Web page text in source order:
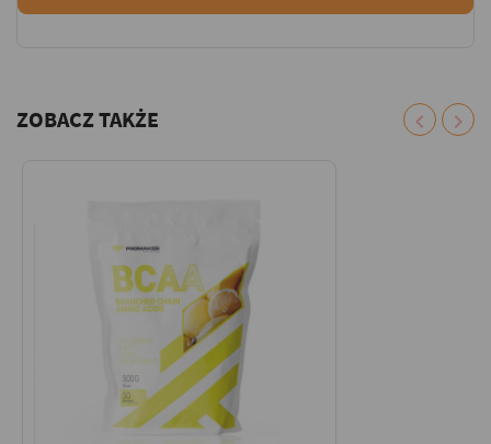
ZOBACZ TAKŻE chevron_right
chevron_left